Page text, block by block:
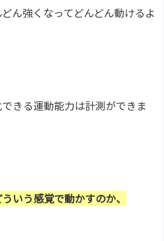
ん強くなってどんどん動けるよ
きる運動能力は計測ができま
いう感覚で動かすのか、